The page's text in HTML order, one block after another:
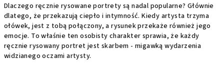
Dlaczego ręcznie rysowane portrety są nadal popularne? Głównie
dlatego, że przekazują ciepło i intymność. Kiedy artysta trzyma
ołówek, jest z tobą połączony, a rysunek przekaże również jego
emocje. To właśnie ten osobisty charakter sprawia, że każdy
ręcznie rysowany portret jest skarbem - migawką wydarzenia
widzianego oczami artysty.